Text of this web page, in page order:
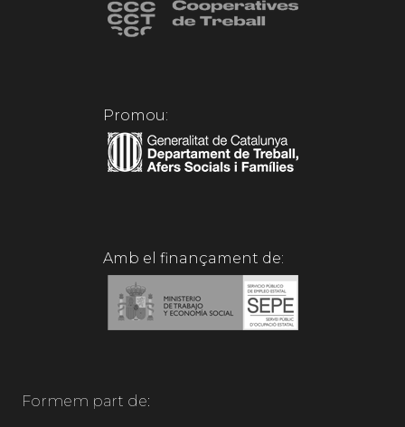
Promou:
Amb el finançament de:
Formem part de: